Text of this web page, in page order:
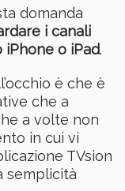
domanda
i canali
o iPad.
è che è
che a
a volte non
in cui vi
TVsion
semplicità